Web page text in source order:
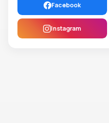
Facebook
Instagram